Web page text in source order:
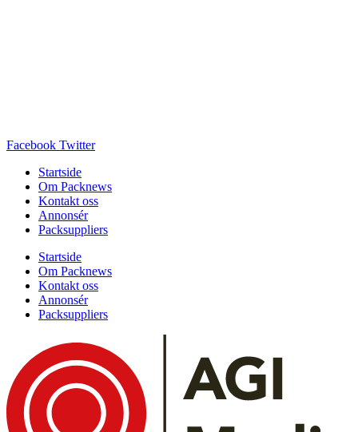
Facebook Twitter
Startside
Om Packnews
Kontakt oss
Annonsér
Packsuppliers
Startside
Om Packnews
Kontakt oss
Annonsér
Packsuppliers